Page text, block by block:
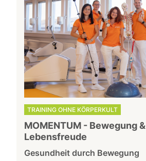
TRAINING OHNE KÖRPERKULT
MOMENTUM - Bewegung &
Lebensfreude
Gesundheit durch Bewegung